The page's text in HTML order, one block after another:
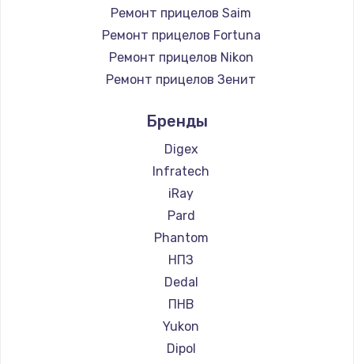
Ремонт прицелов Saim
Ремонт прицелов Fortuna
Ремонт прицелов Nikon
Ремонт прицелов Зенит
Ремонт прицелов Artelv
Ремонт прицелов Hakko
Ремонт прицелов HALES
Ремонт прицелов Leica
Ремонт прицелов Vector Optics
Ремонт прицелов Carl Zeiss
Ремонт прицелов Zeiss
Ремонт прицелов AGM Global Vision
Ремонт прицелов Pilad
Ремонт прицелов Arkon
Ремонт прицелов ANYSMART
Бренды
Digex
Infratech
iRay
Pard
Phantom
НПЗ
Dedal
ПНВ
Yukon
Dipol